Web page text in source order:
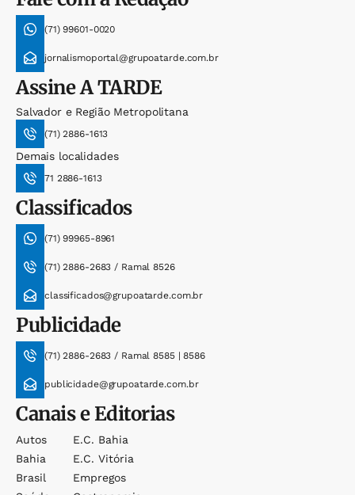
(71) 99601-0020
jornalismoportal@grupoatarde.com.br
AssineA TARDE
Salvador e Região Metropolitana
(71) 2886-1613
Demais localidades
71 2886-1613
Classificados
(71) 99965-8961
(71) 2886-2683 / Ramal 8526
classificados@grupoatarde.com.br
Publicidade
(71) 2886-2683 / Ramal 8585 | 8586
publicidade@grupoatarde.com.br
Canais e Editorias
Autos
Bahia
Brasil
E.c. Bahia
E.c. Vitória
Empregos